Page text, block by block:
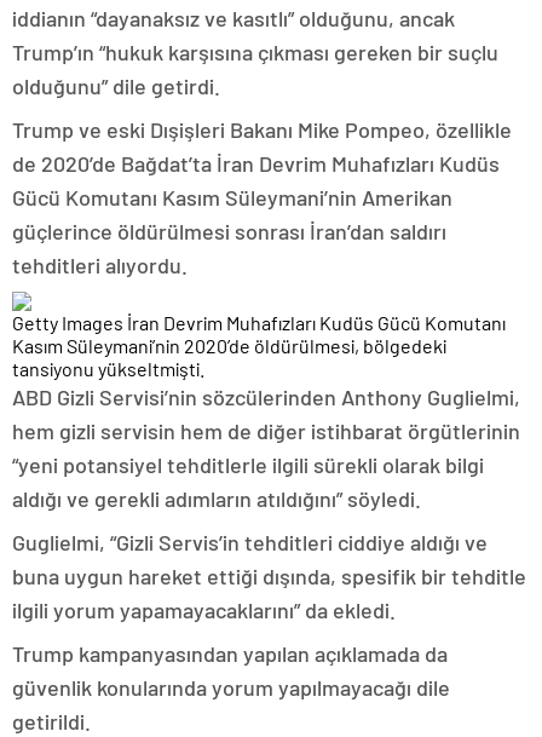
iddianın “dayanaksız ve kasıtlı” olduğunu, ancak
Trump’ın “hukuk karşısına çıkması gereken bir suçlu
olduğunu” dile getirdi.
Trump ve eski Dışişleri Bakanı Mike Pompeo, özellikle
de 2020’de Bağdat’ta İran Devrim Muhafızları Kudüs
Gücü Komutanı Kasım Süleymani’nin Amerikan
güçlerince öldürülmesi sonrası İran’dan saldırı
tehditleri alıyordu.
Getty Images İran Devrim Muhafızları Kudüs Gücü Komutanı
Kasım Süleymani’nin 2020’de öldürülmesi, bölgedeki
tansiyonu yükseltmişti.
ABD Gizli Servisi’nin sözcülerinden Anthony Guglielmi,
hem gizli servisin hem de diğer istihbarat örgütlerinin
“yeni potansiyel tehditlerle ilgili sürekli olarak bilgi
aldığı ve gerekli adımların atıldığını” söyledi.
Guglielmi, “Gizli Servis’in tehditleri ciddiye aldığı ve
buna uygun hareket ettiği dışında, spesifik bir tehditle
ilgili yorum yapamayacaklarını” da ekledi.
Trump kampanyasından yapılan açıklamada da
güvenlik konularında yorum yapılmayacağı dile
getirildi.